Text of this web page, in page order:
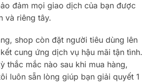
đảm mọi giao dịch của bạn được
và riêng tây.
shop còn đặt người tiêu dùng lên
cung ứng dịch vụ hậu mãi tận tình.
thắc mắc nào sau khi mua hàng,
luôn sẵn lòng giúp bạn giải quyết 1